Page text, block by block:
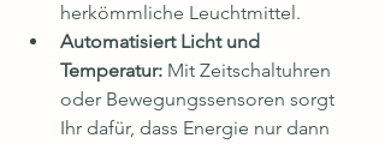
herkömmliche Leuchtmittel.
Automatisiert Licht und
Temperatur: Mit Zeitschaltuhren
oder Bewegungssensoren sorgt
Ihr dafür, dass Energie nur dann